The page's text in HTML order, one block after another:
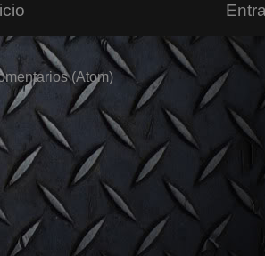
(Atom)